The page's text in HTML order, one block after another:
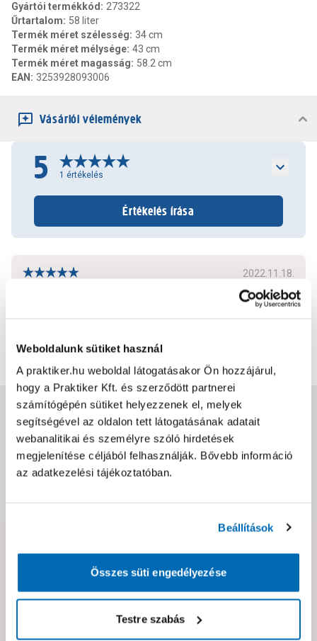
Weboldalunk sütiket használ
A praktiker.hu weboldal látogatásakor Ön hozzájárul,
hogy a Praktiker Kft. és szerződött partnerei
számítógépén sütiket helyezzenek el, melyek
segítségével az oldalon tett látogatásának adatait
webanalitikai és személyre szóló hirdetések
megjelenítése céljából felhasználják. Bővebb információ
az adatkezelési tájékoztatóban.
Beállítások
Összes süti engedélyezése
Testre szabás
Gyártói termékkód : 273322
Űrtartalom: 58 liter
Termék méret szélesség: 34 cm
Termék méret mélysége: 43 cm
Termék méret magasság: 58.2 cm
EAN : 3253928093006
Vásárlói vélemények
5 1 értékelés
Értékelés írása
2022.11.18.
Jótállás, szavatosság
Csomagolási és súly információk
Hibát találtál az oldalon vagy a termék leírásában?
Kérjük jelezd nekünk!